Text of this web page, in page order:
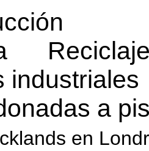
industriales
a
en